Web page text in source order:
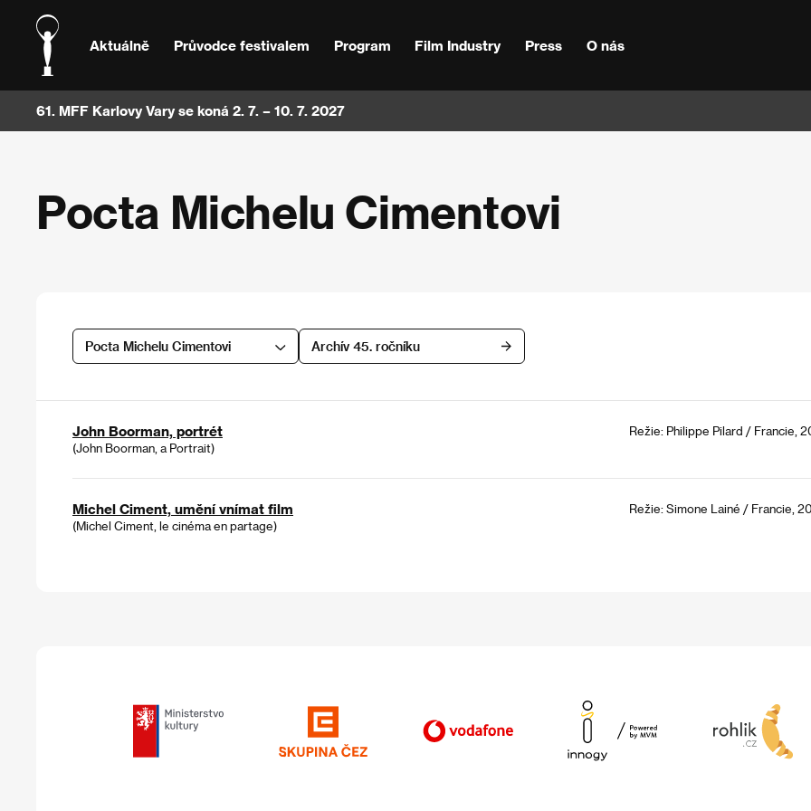
Aktuálně Průvodce festivalem Program Film Industry Press O nás
61. MFF Karlovy Vary se koná 2. 7. – 10. 7. 2027
Pocta Michelu Cimentovi
Pocta Michelu Cimentovi Archív 45. ročníku
John Boorman, portrét
(John Boorman, a Portrait)
Režie: Philippe Pilard / Francie,
Michel Ciment, umění vnímat film
(Michel Ciment, le cinéma en partage)
Režie: Simone Lainé / Francie,